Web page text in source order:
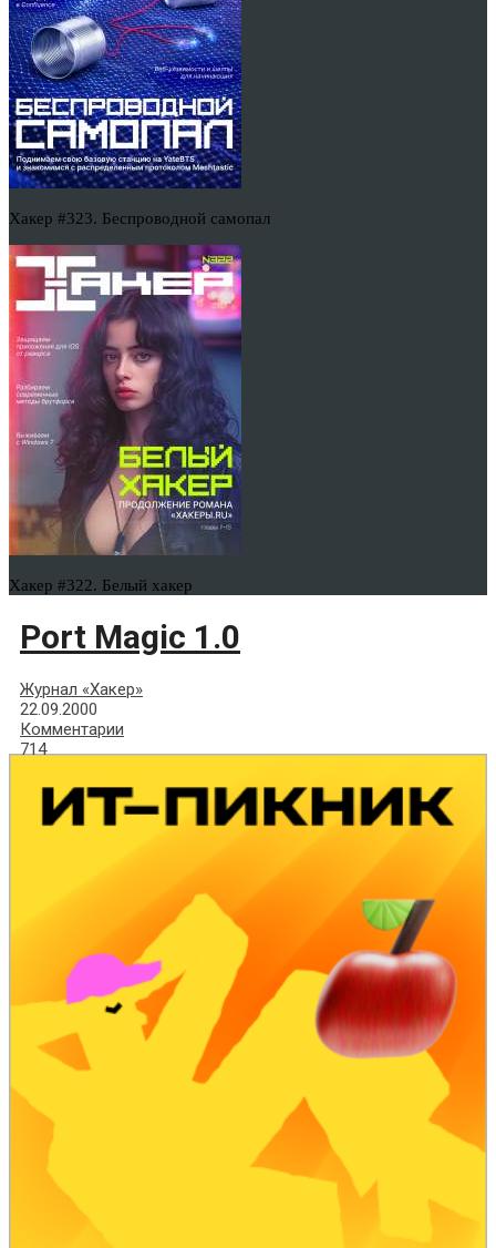
Хакер #323. Беспроводной самопал
Хакер #322. Белый хакер
Port Magic 1.0
Журнал «Хакер»
22.09.2000
Комментарии
714